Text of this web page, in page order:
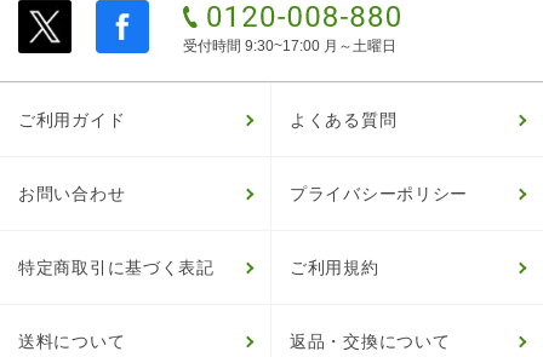
受付時間 9:30~17:00 月～土曜日
ご利用ガイド よくある質問
お問い合わせ プライバシーポリシー
特定商取引に基づく表記 ご利用規約
送料について 返品・交換について